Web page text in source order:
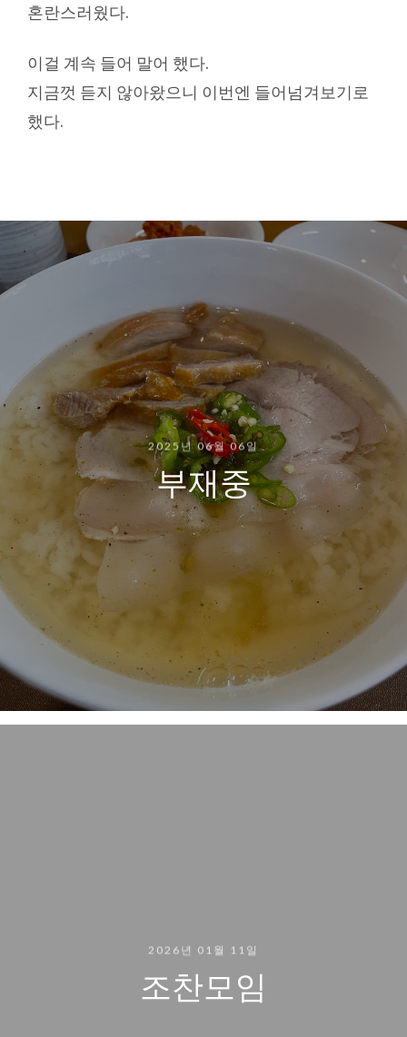
혼란스러웠다.
이걸 계속 들어 말어 했다.
지금껏 듣지 않아왔으니 이번엔 들어넘겨보기로
했다.
2025년 06월 06일
부재중
2026년 01월 11일
조찬모임